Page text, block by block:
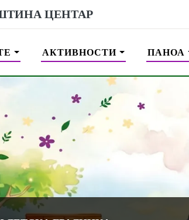
ЦЕНТАР
АКТИВНОСТИ ПАНОА